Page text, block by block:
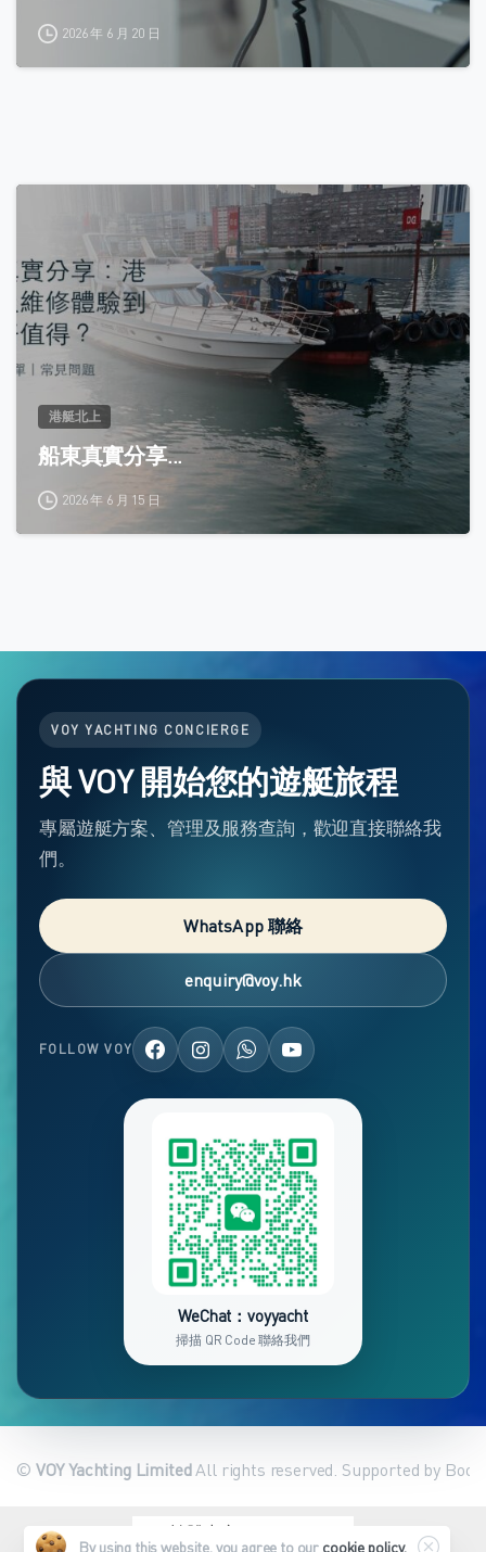
2026 年 6 月 20 日
0
港艇北上
船東真實分享...
2026 年 6 月 15 日
VOY YACHTING CONCIERGE
與 VOY 開始您的遊艇旅程
專屬遊艇方案、管理及服務查詢，歡迎直接聯絡我
們。
WhatsApp 聯絡
enquiry@voy.hk
FOLLOW VOY
WeChat：voyyacht
掃描 QR Code 聯絡我們
© VOY Yachting LimitedAll rights reserved. Supported by
By using this website, you agree to our cookie policy.
繁體中文